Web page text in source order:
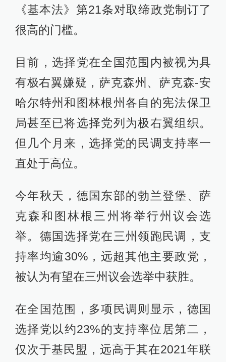
《基本法》第21条对取缔政党制订了
很高的门槛。
目前，选择党在全国范围内被视为具
有极右翼嫌疑，萨克森州、萨克森-安
哈尔特州和图林根州各自的宪法保卫
局甚至已将选择党列为极右翼组织。
但几个月来，选择党的民调支持率一
直处于高位。
今年秋天，德国东部的勃兰登堡、萨
克森和图林根三州将举行州议会选
举。德国选择党在三州领跑民调，支
持率均逾30%，远超其他主要政党，
被认为有望在三州议会选举中获胜。
在全国范围，多项民调则显示，德国
选择党以约23%的支持率位居第二，
仅次于基民盟，远高于其在2021年联